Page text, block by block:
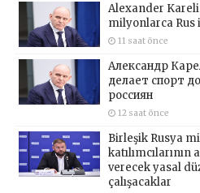
Alexander
milyonlarca Rus
11 saat önce
Александр
делает спорт
россиян
12 saat önce
Birleşik Rusya
verecek yasal
çalışacaklar